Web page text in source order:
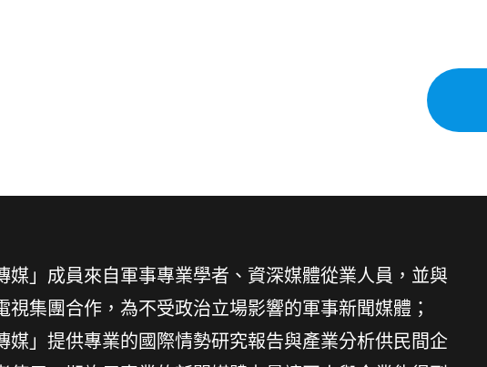
媒」成員來自軍事專業學者、資深媒體從業人員，並與
視集團合作，為不受政治立場影響的軍事新聞媒體；
媒」提供專業的國際情勢研究報告與產業分析供民間企